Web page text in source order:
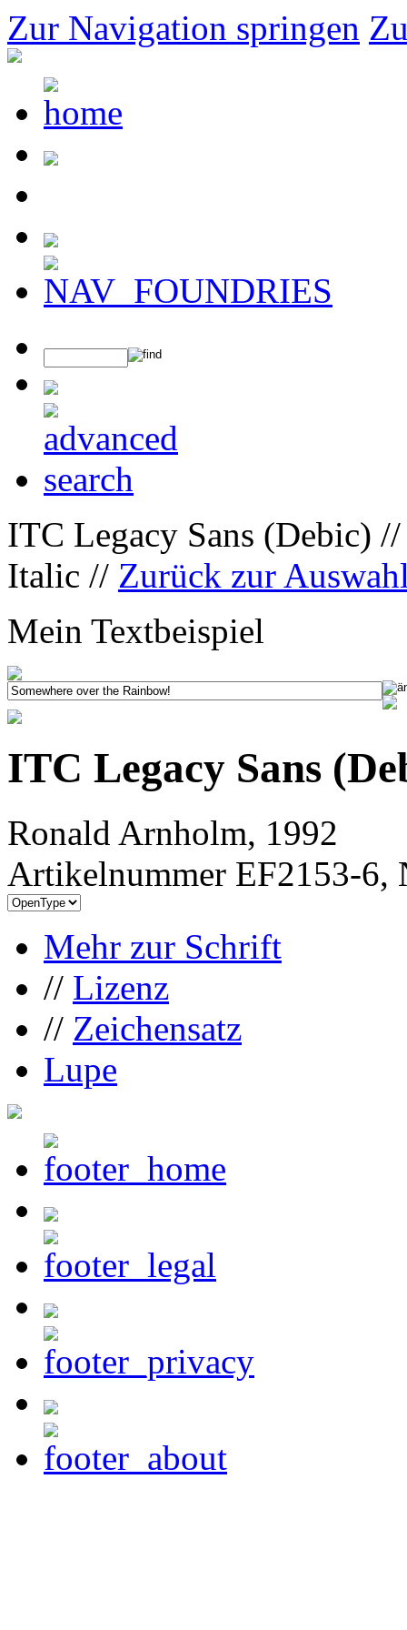
Zur Navigation springen
ITC Legacy Sans (Debic)
Italic // Zurück zur
Mein Textbeispiel
ITC Legacy Sans
Ronald Arnholm, 1992
Artikelnummer EF2153-6,
Mehr zur Schrift
// Lizenz
// Zeichensatz
Lupe